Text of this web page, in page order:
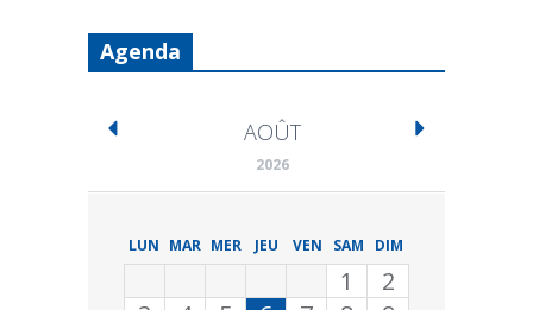
Agenda
AOÛT
2026
LUN MAR MER JEU VEN SAM DIM
1
2